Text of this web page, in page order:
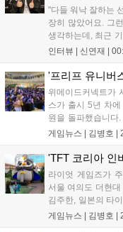
"다들 워낙 잘하는
장히 많았어요. 그
생각하는데, 최근
를 추구하다 보니
LoL 챔피언스 코리
인터뷰 | 신연재 |
'프리프 유니버
위메이드커넥트가
스가 출시 5년 차
원을 돌파했습니다
스포츠 대회 FWC
은 전년 대비 매출
FWC 그랜드 파이
통해 커뮤니티 중
게임뉴스 | 김병호 |
'TFT 코리아 인
라이엇 게임즈가
서울 여의도 더현
김주한, 일본의 타
는 소속팀 없이 개
게임뉴스 | 김병호 |